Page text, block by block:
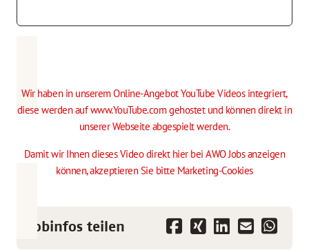
Wir haben in unserem Online-Angebot YouTube Videos integriert,
diese werden auf www.YouTube.com gehostet und können direkt in
unserer Webseite abgespielt werden.
Damit wir Ihnen dieses Video direkt hier bei AWO Jobs anzeigen
können,akzeptieren Sie bitte Marketing-Cookies
Jobinfos teilen